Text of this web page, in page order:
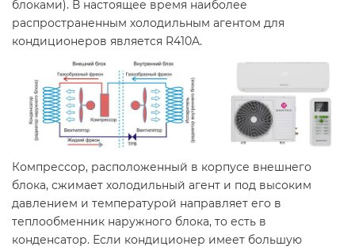
блоками). В настоящее время наиболее
распространенным холодильным агентом для
кондиционеров является R410A.
Компрессор, расположенный в корпусе внешнего
блока, сжимает холодильный агент и под высоким
давлением и температурой направляет его в
теплообменник наружного блока, то есть в
конденсатор. Если кондиционер имеет большую